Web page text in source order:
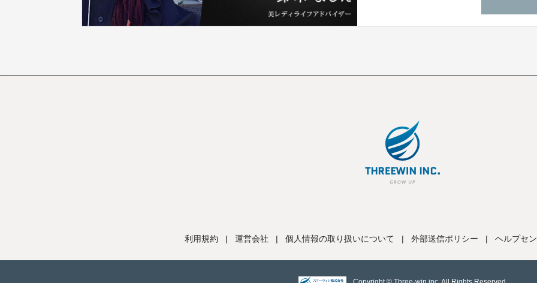
利用規約 | 運営会社 | 個人情報の取り扱いについて | 外部送信ポリシー | ヘルプセ